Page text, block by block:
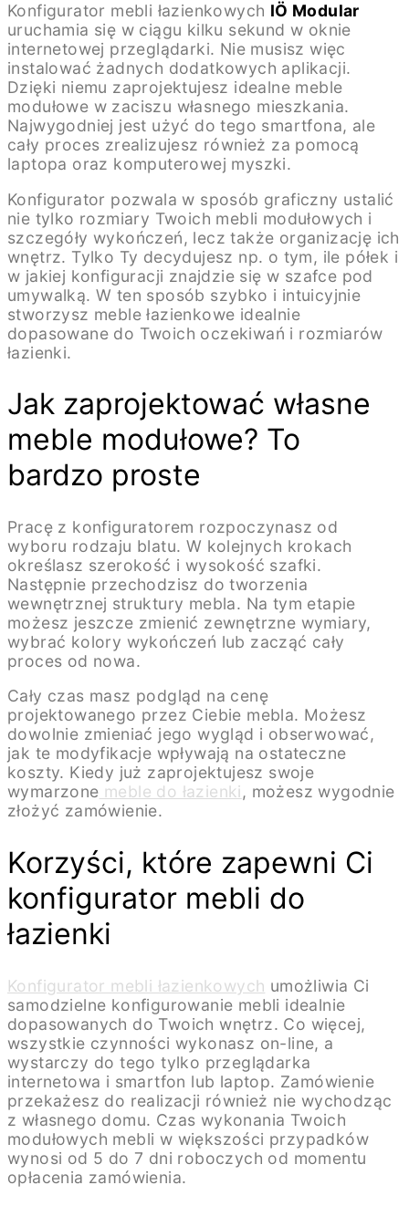
Konfigurator mebli łazienkowych IÖ Modular
uruchamia się w ciągu kilku sekund w oknie
internetowej przeglądarki. Nie musisz więc
instalować żadnych dodatkowych aplikacji.
Dzięki niemu zaprojektujesz idealne meble
modułowe w zaciszu własnego mieszkania.
Najwygodniej jest użyć do tego smartfona, ale
cały proces zrealizujesz również za pomocą
laptopa oraz komputerowej myszki.
Konfigurator pozwala w sposób graficzny ustalić
nie tylko rozmiary Twoich mebli modułowych i
szczegóły wykończeń, lecz także organizację ich
wnętrz. Tylko Ty decydujesz np. o tym, ile półek i
w jakiej konfiguracji znajdzie się w szafce pod
umywalką. W ten sposób szybko i intuicyjnie
stworzysz meble łazienkowe idealnie
dopasowane do Twoich oczekiwań i rozmiarów
łazienki.
Jak zaprojektować własne
meble modułowe? To
bardzo proste
Pracę z konfiguratorem rozpoczynasz od
wyboru rodzaju blatu. W kolejnych krokach
określasz szerokość i wysokość szafki.
Następnie przechodzisz do tworzenia
wewnętrznej struktury mebla. Na tym etapie
możesz jeszcze zmienić zewnętrzne wymiary,
wybrać kolory wykończeń lub zacząć cały
proces od nowa.
Cały czas masz podgląd na cenę
projektowanego przez Ciebie mebla. Możesz
dowolnie zmieniać jego wygląd i obserwować,
jak te modyfikacje wpływają na ostateczne
koszty. Kiedy już zaprojektujesz swoje
wymarzone meble do łazienki, możesz wygodnie
złożyć zamówienie.
Korzyści, które zapewni Ci
konfigurator mebli do
łazienki
Konfigurator mebli łazienkowych umożliwia Ci
samodzielne konfigurowanie mebli idealnie
dopasowanych do Twoich wnętrz. Co więcej,
wszystkie czynności wykonasz on-line, a
wystarczy do tego tylko przeglądarka
internetowa i smartfon lub laptop. Zamówienie
przekażesz do realizacji również nie wychodząc
z własnego domu. Czas wykonania Twoich
modułowych mebli w większości przypadków
wynosi od 5 do 7 dni roboczych od momentu
opłacenia zamówienia.